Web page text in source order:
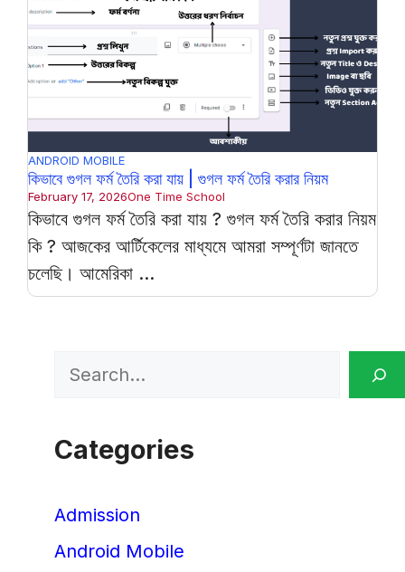
ANDROID MOBILE
কিভাবে গুগল ফর্ম তৈরি করা যায় | গুগল ফর্ম তৈরি করার নিয়ম
February 17, 2026One Time School
কিভাবে গুগল ফর্ম তৈরি করা যায় ? গুগল ফর্ম তৈরি করার নিয়ম
কি ? আজকের আর্টিকেলের মাধ্যমে আমরা সম্পূর্ণটা জানতে
চলেছি। আমেরিকা ...
Search
Categories
Admission
Android Mobile